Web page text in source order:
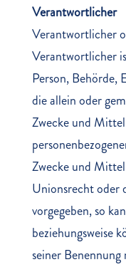
Verantwortlicher
Verantwortlicher
Verantwortlicher
Person, Behörde,
die allein oder
Zwecke und
Zwecke und
Unionsrecht oder
vorgegeben, so
beziehungsweise
seiner